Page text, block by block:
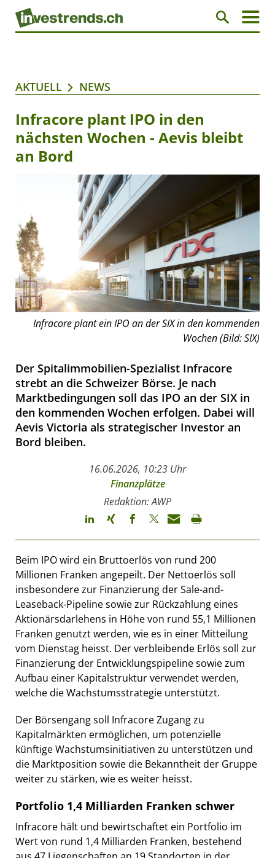
AKTUELL NEWS
Infracore plant IPO in den
nächsten Wochen - Aevis bleibt
an Bord
Infracore plant ein IPO an der SIX in den kommenden
Wochen (Bild: SIX)
Der Spitalimmobilien-Spezialist Infracore
strebt an die Schweizer Börse. Je nach
Marktbedingungen soll das IPO an der SIX in
den kommenden Wochen erfolgen. Dabei will
Aevis Victoria als strategischer Investor an
Bord bleiben.
16.06.2026, 10:23 Uhr
Finanzplätze
Redaktion: AWP
Beim IPO wird ein Bruttoerlös von rund 200
Millionen Franken angepeilt. Der Nettoerlös soll
insbesondere zur Finanzierung der Sale-and-
Leaseback-Pipeline sowie zur Rückzahlung eines
Aktionärsdarlehens in Höhe von rund 55,1 Millionen
Franken genutzt werden, wie es in einer Mitteilung
vom Dienstag heisst. Der verbleibende Erlös soll zur
Finanzierung der Entwicklungspipeline sowie zum
Aufbau einer Kapitalstruktur verwendet werden,
welche die Wachstumsstrategie unterstützt.
Der Börsengang soll Infracore Zugang zu
Kapitalmärkten ermöglichen, um potenzielle
künftige Wachstumsinitiativen zu unterstützen und
die Marktposition sowie die Bekanntheit der Gruppe
weiter zu stärken, wie es weiter heisst.
Portfolio 1,4 Milliarden Franken schwer
Infracore hält und bewirtschaftet ein Portfolio im
Wert von rund 1,4 Milliarden Franken, bestehend